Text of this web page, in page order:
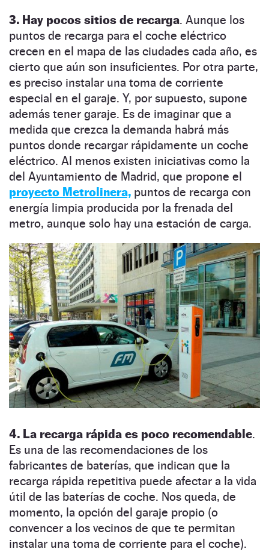
3. Hay pocos sitios de recarga. Aunque los
puntos de recarga para el coche eléctrico
crecen en el mapa de las ciudades cada año, es
cierto que aún son insuficientes. Por otra parte,
es preciso instalar una toma de corriente
especial en el garaje. Y, por supuesto, supone
además tener garaje. Es de imaginar que a
medida que crezca la demanda habrá más
puntos donde recargar rápidamente un coche
eléctrico. Al menos existen iniciativas como la
del Ayuntamiento de Madrid, que propone el
proyecto Metrolinera, puntos de recarga con
energía limpia producida por la frenada del
metro, aunque solo hay una estación de carga.
4. La recarga rápida es poco recomendable.
Es una de las recomendaciones de los
fabricantes de baterías, que indican que la
recarga rápida repetitiva puede afectar a la vida
útil de las baterías de coche. Nos queda, de
momento, la opción del garaje propio (o
convencer a los vecinos de que te permitan
instalar una toma de corriente para el coche).